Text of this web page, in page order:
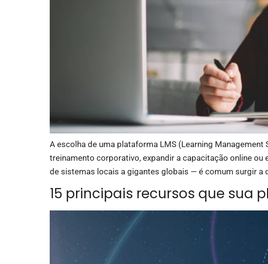
A escolha de uma plataforma LMS (Learning
treinamento corporativo, expandir a capacitação online
de sistemas locais a gigantes globais — é comum surgir a
15 principais recursos que sua